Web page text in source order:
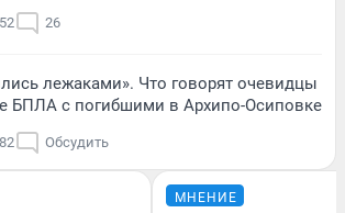
26
лежаками». Что говорят очевидцы
БПЛА с погибшими в Архипо-Осиповке
Обсудить
МНЕНИЕ